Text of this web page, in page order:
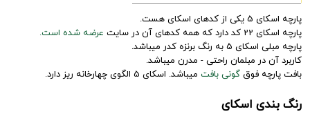
پارچه اسکای 5 یکی از کدهای اسکای هست.
پارچه اسکای 22 کد دارد که همه کدهای آن در سایت
عرضه شده است.
پارچه مبلی اسکای 5 به رنگ برنزه کدر میباشد.
کاربرد آن در مبلمان راحتی - مدرن میباشد.
بافت پارچه فوق گونی بافت میباشد. اسکای 5 الگوی چهارخانه ریز دارد.
رنگ بندی اسکای